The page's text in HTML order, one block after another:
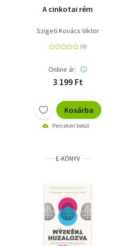
A cinkotai rém
Szigeti Kovács Viktor
Online ár:
3 199 Ft
Kosárba
Perceken belül
E-KÖNYV